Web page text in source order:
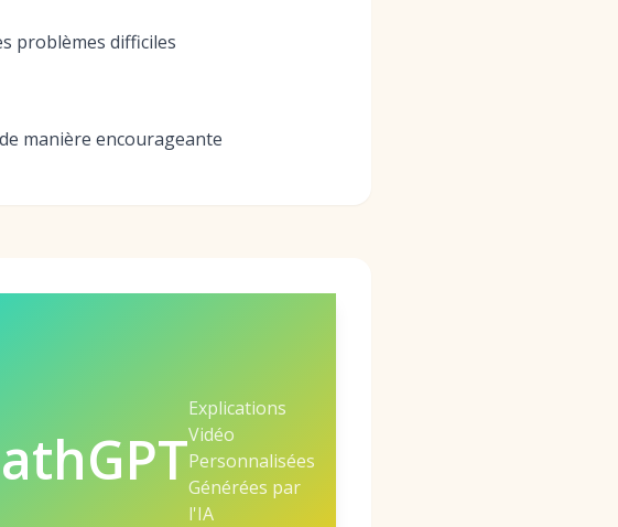
problèmes difficiles
manière encourageante
Explications
Vidéo
Personnalisées
Générées par
l'IA